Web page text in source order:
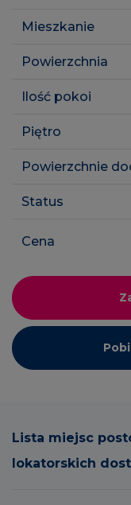
Mieszkanie
Powierzchnia
Ilość pokoi
Piętro
Powierzchnie
Status
Cena
Lista miejsc
lokatorskich